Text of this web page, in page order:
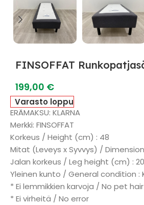
FINSOFFAT
199,00 €
Varasto loppu
ERÄMAKSU: KLARNA
Merkki: FINSOFFAT
Korkeus / Height (cm) : 48
Mitat (Leveys x Syvvys) /
Jalan korkeus / Leg height (cm) : 20
Yleinen kunto / General condition :
* Ei lemmikkien karvoja / No pet hair
* Ei virheitä / No error